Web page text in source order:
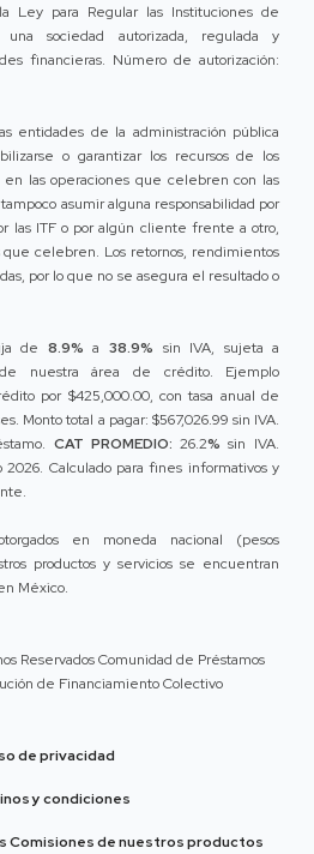
Ley para Regular las Instituciones de
una sociedad autorizada, regulada y
financieras. Número de autorización:
entidades de la administración pública
o garantizar los recursos de los
las operaciones que celebren con las
asumir alguna responsabilidad por
las ITF o por algún cliente frente a otro,
celebren. Los retornos, rendimientos
por lo que no se asegura el resultado o
de 8.9% a 38.9% sin IVA, sujeta a
nuestra área de crédito. Ejemplo
por $425,000.00, con tasa anual de
Monto total a pagar: $567,026.99 sin IVA.
CAT PROMEDIO: 26.2% sin IVA.
Calculado para fines informativos y
en moneda nacional (pesos
productos y servicios se encuentran
México.
Reservados Comunidad de Préstamos
de Financiamiento Colectivo
de privacidad
y condiciones
Comisiones de nuestros productos